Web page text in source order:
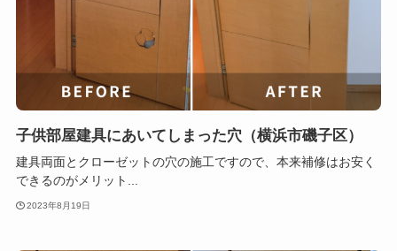
子供部屋建具にあいてしまった穴（横浜市磯子区）
建具両面とクローゼットの穴の施工ですので、本来補修はお安く
できるのがメリット...
2023年8月19日